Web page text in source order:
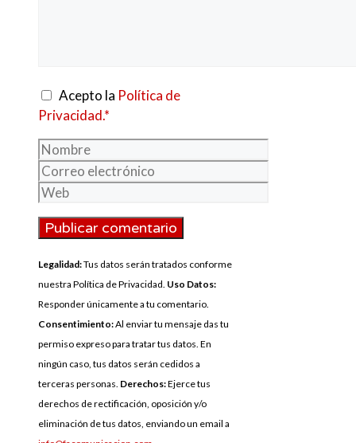
Acepto la Política de
Privacidad.*
Nombre
Correo
electrónico
Web
Legalidad:Tus datos serán tratados conforme
nuestra Política de Privacidad. Uso Datos:
Responder únicamente a tu comentario.
Consentimiento:Al enviar tu mensaje das tu
permiso expreso para tratar tus datos. En
ningún caso, tus datos serán cedidos a
terceras personas. Derechos:Ejerce tus
derechos de rectificación, oposición y/o
eliminación de tus datos, enviando un email a